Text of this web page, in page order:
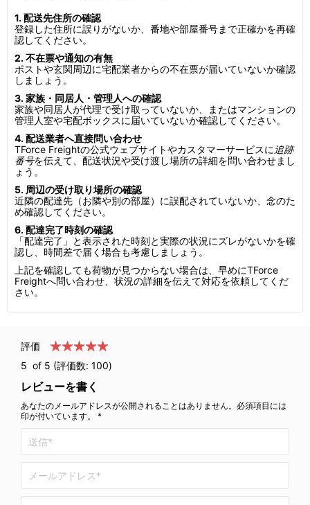
1. 配送先住所の確認
登録した住所に誤りがないか、番地や部屋番号まで正確かを再確
認してください。
2. 不在票や通知の有無
ポストや玄関周辺に宅配業者からの不在票が届いていないか確認
しましょう。
3. 家族・同居人・管理人への確認
家族や同居人が代理で受け取っていないか、またはマンションの
管理人室や宅配ボックスに届いていないか確認してください。
4. 配送業者へ直接問い合わせ
TForce Freightの公式ウェブサイトやカスタマーサービスに 追跡
番号を伝えて、配送状況や受け渡し場所の詳細を問い合わせまし
ょう。
5. 周辺の受け取り場所の確認
近隣の配達先（お隣や別の部屋）に誤配されていないか、念のた
め確認してください。
6. 配達完了時刻の確認
「配達完了」と表示された時刻と実際の状況にズレがないかを確
認し、時間差で届く場合も考慮しましょう。
上記を確認しても荷物が見つからない場合は、早めにTForce
Freightへ問い合わせ、状況の詳細を伝えて対応を依頼してくだ
さい。
評価
5 of 5 (評価数: 100)
レビューを書く
あなたのメールアドレスが公開されることはありません。必須項目には
印が付いています。 *